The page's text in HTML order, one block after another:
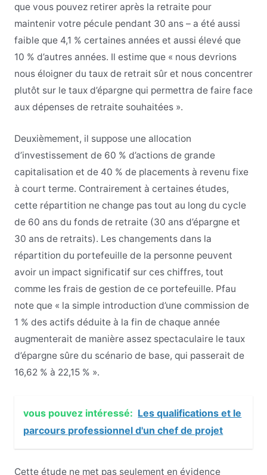
que vous pouvez retirer après la retraite pour
maintenir votre pécule pendant 30 ans – a été aussi
faible que 4,1 % certaines années et aussi élevé que
10 % d’autres années. Il estime que « nous devrions
nous éloigner du taux de retrait sûr et nous concentrer
plutôt sur le taux d’épargne qui permettra de faire face
aux dépenses de retraite souhaitées ».
Deuxièmement, il suppose une allocation
d’investissement de 60 % d’actions de grande
capitalisation et de 40 % de placements à revenu fixe
à court terme. Contrairement à certaines études,
cette répartition ne change pas tout au long du cycle
de 60 ans du fonds de retraite (30 ans d’épargne et
30 ans de retraits). Les changements dans la
répartition du portefeuille de la personne peuvent
avoir un impact significatif sur ces chiffres, tout
comme les frais de gestion de ce portefeuille. Pfau
note que « la simple introduction d’une commission de
1 % des actifs déduite à la fin de chaque année
augmenterait de manière assez spectaculaire le taux
d’épargne sûre du scénario de base, qui passerait de
16,62 % à 22,15 % ».
vous pouvez intéressé: Les qualifications et le
parcours professionnel d'un chef de projet
Cette étude ne met pas seulement en évidence